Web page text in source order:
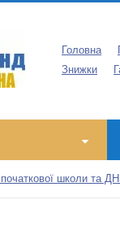
Головна
Знижки
школи та